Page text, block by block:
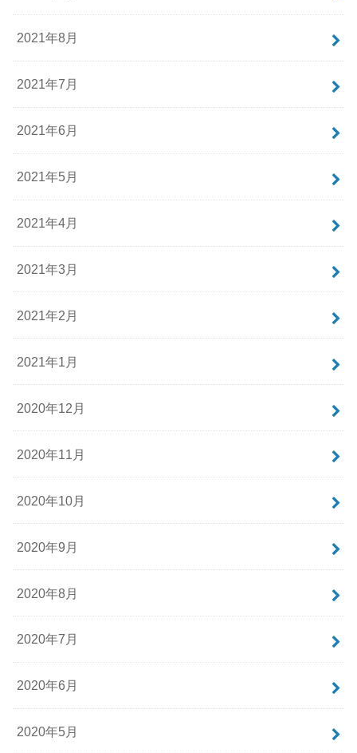
2021年8月
2021年7月
2021年6月
2021年5月
2021年4月
2021年3月
2021年2月
2021年1月
2020年12月
2020年11月
2020年10月
2020年9月
2020年8月
2020年7月
2020年6月
2020年5月